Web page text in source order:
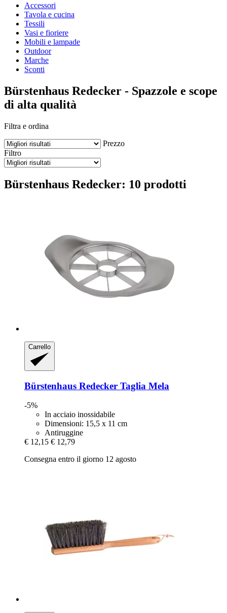
Accessori
Tavola e cucina
Tessili
Vasi e fioriere
Mobili e lampade
Outdoor
Marche
Sconti
Bürstenhaus Redecker - Spazzole e scope
di alta qualità
Filtra e ordina
Prezzo
Filtro
Bürstenhaus Redecker: 10 prodotti
Carrello
Bürstenhaus Redecker Taglia Mela
-5%
In acciaio inossidabile
Dimensioni: 15,5 x 11 cm
Antiruggine
€ 12,15 € 12,79
Consegna entro il giorno 12 agosto